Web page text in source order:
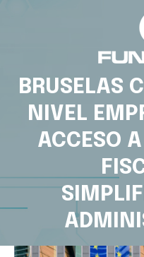
BRUSELAS
NIVEL
ACCESO